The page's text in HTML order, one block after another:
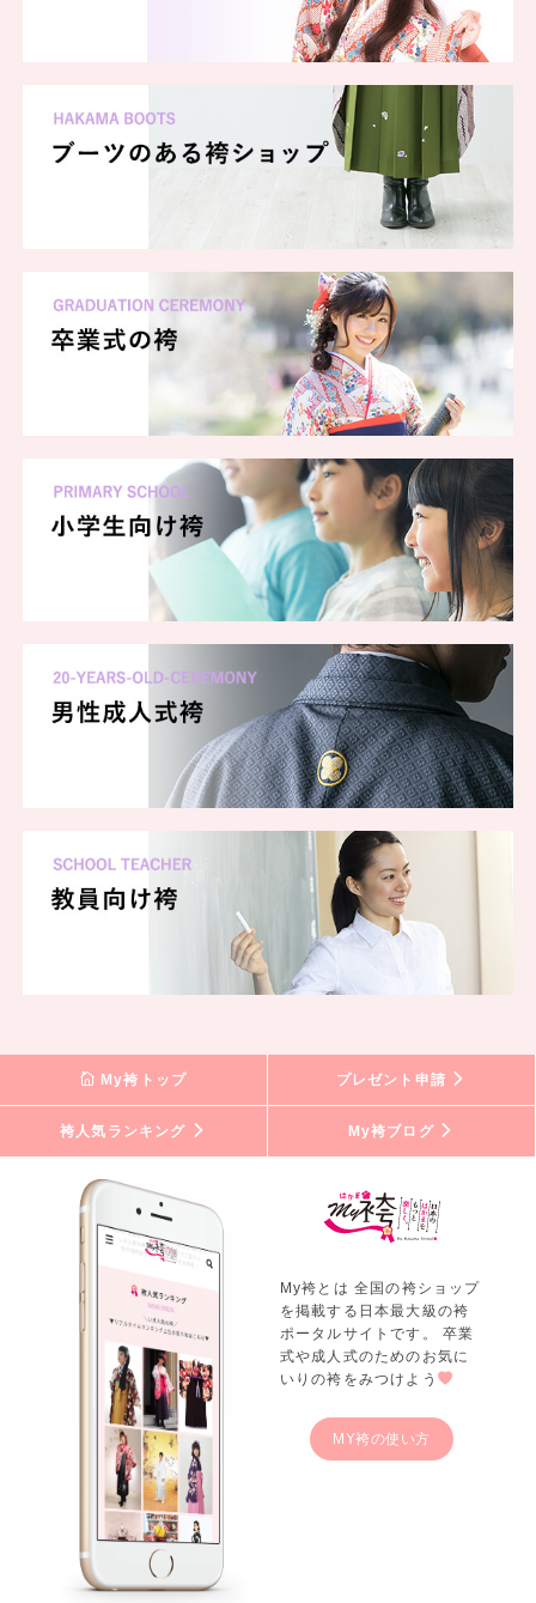
My袴トップ プレゼント申請
袴人気ランキング My袴ブログ
My袴とは 全国の袴ショップ
を掲載する日本最大級の袴
ポータルサイトです。 卒業
式や成人式のためのお気に
いりの袴をみつけよう
MY袴の使い方